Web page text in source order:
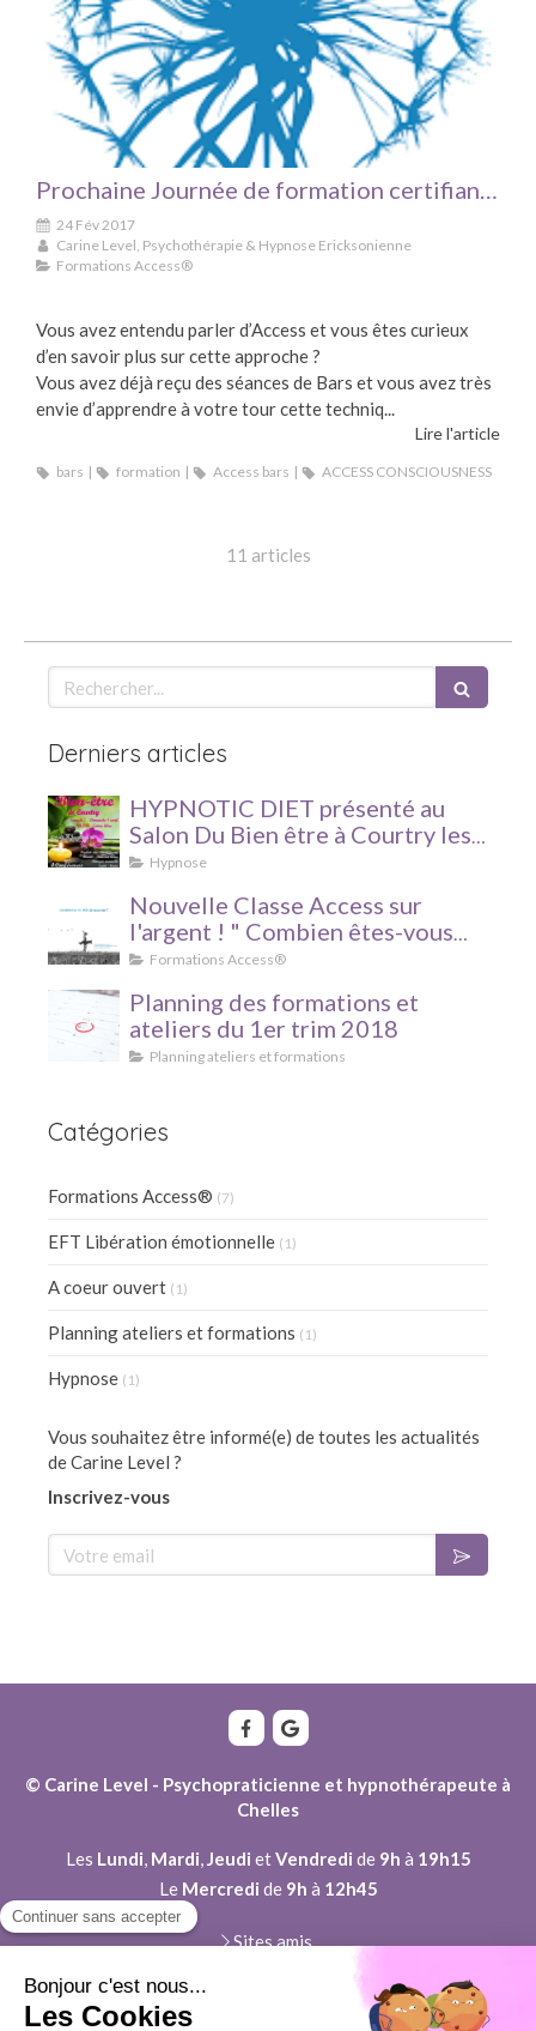
Prochaine Journée de formation certifiante aux Bars d’Access® sur CHELLES le 25 mars 2017
24 Fév 2017
Carine Level, Psychothérapie & Hypnose Ericksonienne
Formations Access®
Vous avez entendu parler d’Access et vous êtes curieux
d’en savoir plus sur cette approche ?
Vous avez déjà reçu des séances de Bars et vous avez très
envie d’apprendre à votre tour cette techniq...
Lire l'article
bars formation Access bars ACCESS CONSCIOUSNESS
11 articles
Rechercher
Derniers articles
HYPNOTIC DIET présenté au
Salon Du Bien être à Courtry les
7 et 8 avril 2018 !
Hypnose
Nouvelle Classe Access sur
l'argent ! " Combien êtes-vous
prêt à recevoir ?"
Formations Access®
Planning des formations et
ateliers du 1er trim 2018
Planning ateliers et formations
Catégories
Formations Access® (7)
EFT Libération émotionnelle (1)
A coeur ouvert (1)
Planning ateliers et formations (1)
Hypnose (1)
Vous souhaitez être informé(e) de toutes les actualités
de Carine Level ?
Inscrivez-vous
Votre email
© Carine Level - Psychopraticienne et hypnothérapeute à
Chelles
Les Lundi, Mardi,Jeudi etVendredi de 9h à 19h15
Le Mercredi de 9h à 12h45
Sites amis